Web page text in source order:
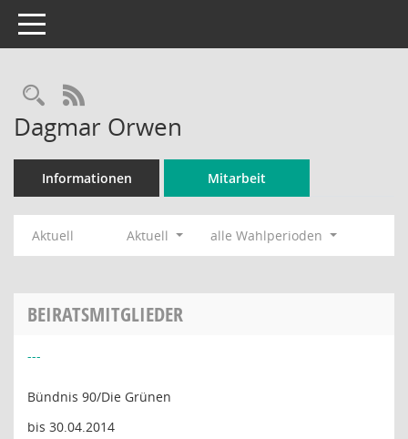
Toggle navigation
Rechercheauswahl
RSS-Feed
Dagmar Orwen
Informationen Mitarbeit
Aktuell Aktuell alle Wahlperioden
BEIRATSMITGLIEDER
---
Bündnis 90/Die Grünen
bis 30.04.2014